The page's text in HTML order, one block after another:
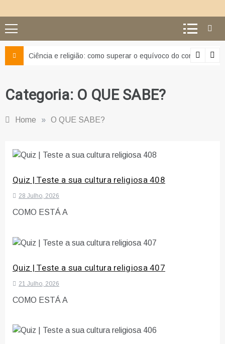
Ciência e religião: como superar o equívoco do conflito
Categoria: O QUE SABE?
Home » O QUE SABE?
Quiz | Teste a sua cultura religiosa 408
28 Julho, 2026
COMO ESTÁ A
Quiz | Teste a sua cultura religiosa 407
21 Julho, 2026
COMO ESTÁ A